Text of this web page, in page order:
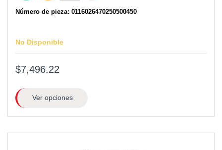
Número de pieza: 0116026470250500450
No Disponible
$7,496.22
Ver opciones